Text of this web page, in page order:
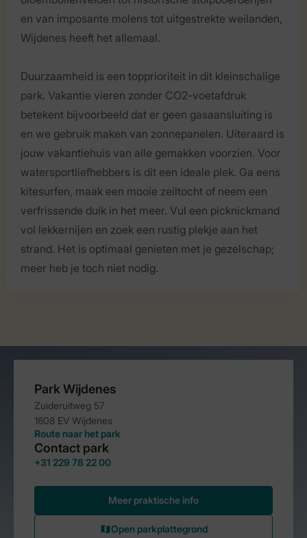
en van imposante molens tot uitgestrekte weilanden,
Wijdenes heeft het allemaal.
Duurzaamheid is een topprioriteit in dit kleinschalige
park. Vakantie vieren zonder CO2-voetafdruk
betekent bijvoorbeeld dat er geen gasaansluiting is
en we gebruik maken van zonnepanelen. Uiteraard is
jouw vakantiehuis van alle gemakken voorzien. Voor
watersportliefhebbers is dit een ideale plek. Ga eens
kitesurfen, maak een mooie zeiltocht of neem een
verfrissende duik in het meer. Vul een picknickmand
vol lekkernijen en zoek een rustig plekje aan het
strand. Het is optimaal genieten met je gezelschap;
meer heb je toch niet nodig.